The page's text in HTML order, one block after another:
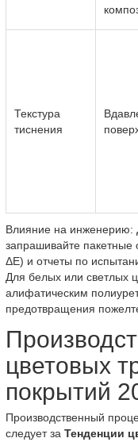
Текстура
тиснения
Влияние на инженерию:
запрашивайте пакетные
ΔE) и отчеты по
Для белых или светлых
алифатическим
предотвращения
цветовых
покрытий
Производственный
следует за Тенденции